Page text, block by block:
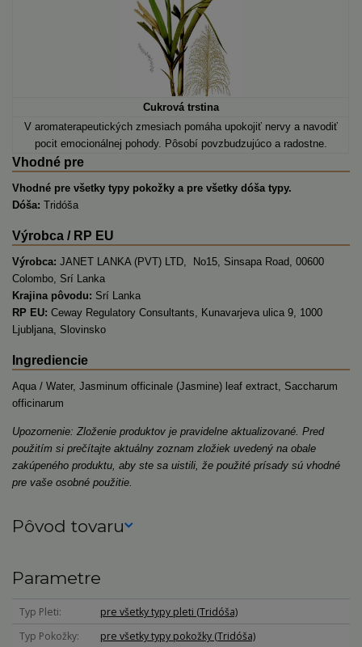
Cukrová trstina
V aromaterapeutických zmesiach pomáha upokojiť nervy a navodiť
pocit emocionálnej pohody. Pôsobí povzbudzujúco a radostne.
Vhodné pre
Vhodné pre všetky typy pokožky a pre všetky dóša typy.
Dóša: Tridóša
Výrobca / RP EU
Výrobca: JANET LANKA (PVT) LTD, No15, Sinsapa Road, 00600
Colombo, Srí Lanka
Krajina pôvodu: Srí Lanka
RP EU: Ceway Regulatory Consultants, Kunavarjeva ulica 9, 1000
Ljubljana, Slovinsko
Ingrediencie
Aqua / Water, Jasminum officinale (Jasmine) leaf extract, Saccharum
officinarum
Upozornenie: Zloženie produktov je pravidelne aktualizované. Pred
použitím si prečítajte aktuálny zoznam zložiek uvedený na obale
zakúpeného produktu, aby ste sa uistili, že použité prísady sú vhodné
pre vaše osobné použitie.
Pôvod tovaru
Parametre
Typ Pleti
pre všetky typy pleti (Tridóša)
Typ Pokožky
pre všetky typy pokožky (Tridóša)